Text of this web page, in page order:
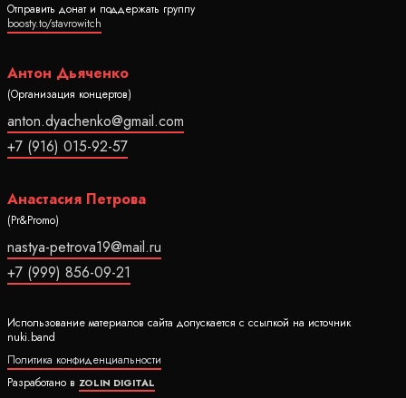
Отправить донат и поддержать группу
boosty.to/stavrowitch
Антон Дьяченко
(Организация концертов)
anton.dyachenko@gmail.com
+7 (916) 015-92-57
Анастасия Петрова
(Pr&Promo)
nastya-petrova19@mail.ru
+7 (999) 856-09-21
Использование материалов сайта допускается с ссылкой на источник
nuki.band
Политика конфиденциальности
Разработано в ZOLIN DIGITAL